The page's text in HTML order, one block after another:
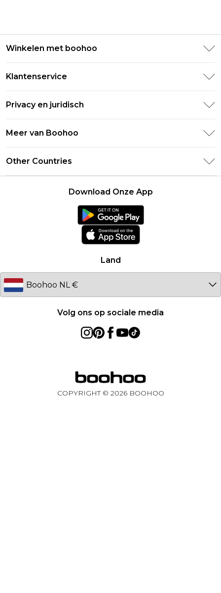
Winkelen met boohoo
Studentenkorting - Student Beans
Studentenkorting - UNiDAYS
Boohoo App
Maatgids
Klantenservice
Leveringsinformatie
Retourinformatie
Neem contact met ons op
Privacy en juridisch
Over cookies
Gebruiksvoorwaarden
Meer van Boohoo
Other Countries
Germany
Land
Volg ons op sociale media
Download Onze App
COPYRIGHT © 2026BOOHOO